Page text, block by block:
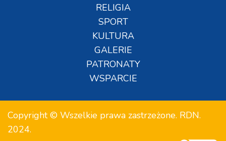
RELIGIA
SPORT
KULTURA
GALERIE
PATRONATY
WSPARCIE
Copyright © Wszelkie prawa zastrzeżone. RDN.
2024.